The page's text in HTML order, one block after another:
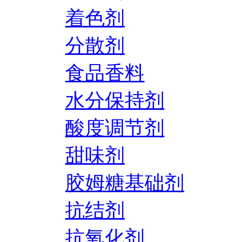
着色剂
分散剂
食品香料
水分保持剂
酸度调节剂
甜味剂
胶姆糖基础剂
抗结剂